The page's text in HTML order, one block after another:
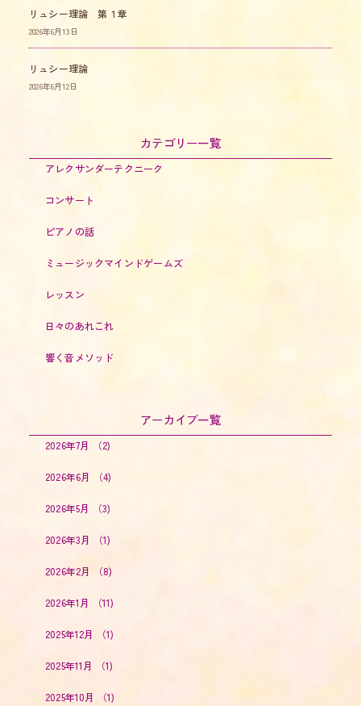
リュシー理論 第１章
2026年6月13日
リュシー理論
2026年6月12日
カテゴリー一覧
アレクサンダーテクニーク
コンサート
ピアノの話
ミュージックマインドゲームズ
レッスン
日々のあれこれ
響く音メソッド
アーカイブ一覧
2026年7月 （2)
2026年6月 （4)
2026年5月 （3)
2026年3月 （1)
2026年2月 （8)
2026年1月 （11)
2025年12月 （1)
2025年11月 （1)
2025年10月 （1)